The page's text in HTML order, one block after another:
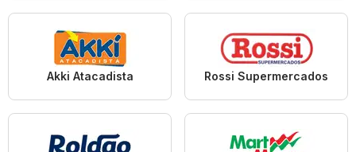
Akki Atacadista Rossi Supermercados